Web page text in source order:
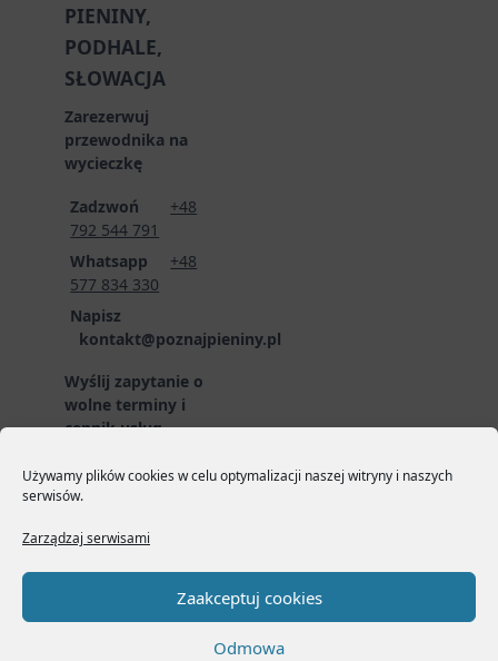
Używamy plików cookies w celu optymalizacji naszej witryny i naszych
serwisów.
Zarządzaj serwisami
Zaakceptuj cookies
Odmowa
PIENINY,
PODHALE,
SŁOWACJA
Zarezerwuj
przewodnika na
wycieczkę
Zadzwoń +48
792 544 791
Whatsapp +48
577 834 330
Napisz
kontakt@poznajpieniny.pl
Wyślij zapytanie o
wolne terminy i
cennik usług
poprzez formularz
zgłoszeniowy: